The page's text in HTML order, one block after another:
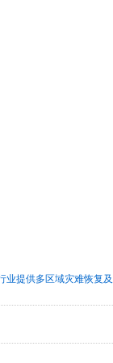
业提供多区域灾难恢复及